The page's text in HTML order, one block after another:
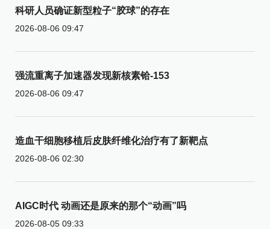
科研人员确证新型粒子“胶球”的存在
2026-08-06 09:47
强流重离子加速器发现新核素铪-153
2026-08-06 09:47
造血干细胞移植后皮肤纤维化治疗有了新靶点
2026-08-06 02:30
AIGC时代 动画还是原来的那个“动画”吗
2026-08-05 09:33